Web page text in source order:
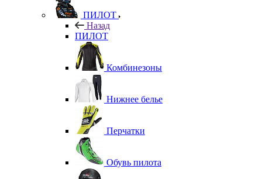
ПИЛОТ
Назад
ПИЛОТ
Комбинезоны
Нижнее белье
Перчатки
Обувь пилота